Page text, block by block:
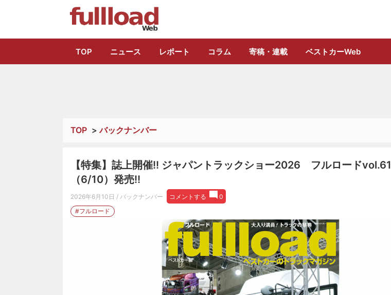
TOP ニュース レポート コラム 寄稿・連載 ベストカーWeb
TOP >バックナンバー
【特集】誌上開催!! ジャパントラックショー2026 フルロード
（6/10）発売!!
2026年6月10日 / バックナンバー コメントする
0
#フルロード